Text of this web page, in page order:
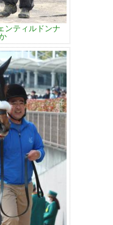
ンティルドンナ